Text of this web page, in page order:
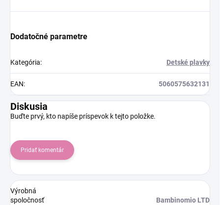
Dodatočné parametre
Kategória: Detské plavky
EAN: 5060575632131
Diskusia
Buďte prvý, kto napíše príspevok k tejto položke.
Pridať komentár
Výrobná
spoločnosť
Bambinomio LTD